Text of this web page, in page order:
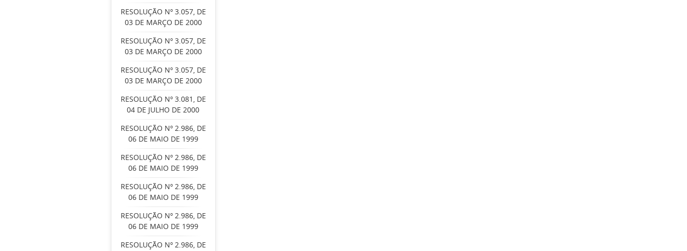
RESOLUÇÃO Nº 3.057, DE
03 DE MARÇO DE 2000
RESOLUÇÃO Nº 3.057, DE
03 DE MARÇO DE 2000
RESOLUÇÃO Nº 3.057, DE
03 DE MARÇO DE 2000
RESOLUÇÃO Nº 3.081, DE
04 DE JULHO DE 2000
RESOLUÇÃO Nº 2.986, DE
06 DE MAIO DE 1999
RESOLUÇÃO Nº 2.986, DE
06 DE MAIO DE 1999
RESOLUÇÃO Nº 2.986, DE
06 DE MAIO DE 1999
RESOLUÇÃO Nº 2.986, DE
06 DE MAIO DE 1999
RESOLUÇÃO Nº 2.986, DE